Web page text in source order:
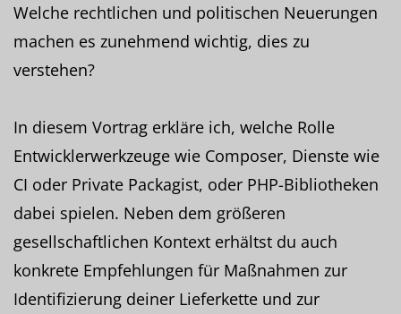
Welche rechtlichen und politischen Neuerungen
machen es zunehmend wichtig, dies zu
verstehen?
In diesem Vortrag erkläre ich, welche Rolle
Entwicklerwerkzeuge wie Composer, Dienste wie
CI oder Private Packagist, oder PHP-Bibliotheken
dabei spielen. Neben dem größeren
gesellschaftlichen Kontext erhältst du auch
konkrete Empfehlungen für Maßnahmen zur
Identifizierung deiner Lieferkette und zur